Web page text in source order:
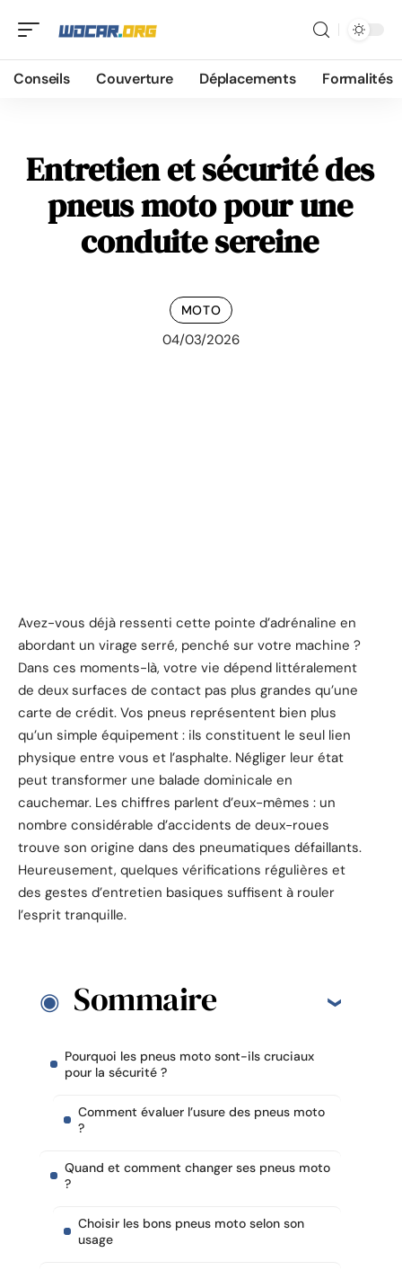
Conseils Couverture Déplacements Formalités
Entretien et sécurité des
pneus moto pour une
conduite sereine
MOTO
04/03/2026
Avez-vous déjà ressenti cette pointe d’adrénaline en
abordant un virage serré, penché sur votre machine ?
Dans ces moments-là, votre vie dépend littéralement
de deux surfaces de contact pas plus grandes qu’une
carte de crédit. Vos pneus représentent bien plus
qu’un simple équipement : ils constituent le seul lien
physique entre vous et l’asphalte. Négliger leur état
peut transformer une balade dominicale en
cauchemar. Les chiffres parlent d’eux-mêmes : un
nombre considérable d’accidents de deux-roues
trouve son origine dans des pneumatiques défaillants.
Heureusement, quelques vérifications régulières et
des gestes d’entretien basiques suffisent à rouler
l’esprit tranquille.
Sommaire
Pourquoi les pneus moto sont-ils cruciaux
pour la sécurité ?
Comment évaluer l’usure des pneus moto
?
Quand et comment changer ses pneus moto
?
Choisir les bons pneus moto selon son
usage